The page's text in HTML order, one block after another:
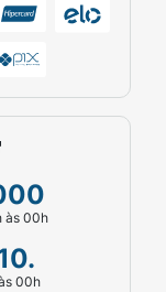
às 00h
00h